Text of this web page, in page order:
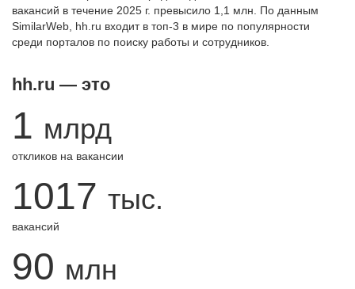
вакансий в течение 2025 г. превысило 1,1 млн. По данным
SimilarWeb, hh.ru входит в топ-3 в мире по популярности
среди порталов по поиску работы и сотрудников.
hh.ru — это
1 млрд
откликов на вакансии
1017 тыс.
вакансий
90 млн